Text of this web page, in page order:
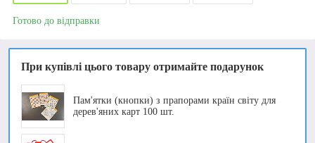
Готово до відправки
При купівлі цього товару отримайте подарунок
Пам'ятки (кнопки) з прапорами країн світу для
дерев'яних карт 100 шт.